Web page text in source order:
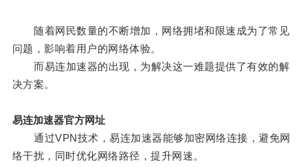
随着网民数量的不断增加，网络拥堵和限速成为了常见
问题，影响着用户的网络体验。
而易连加速器的出现，为解决这一难题提供了有效的解
决方案。
易连加速器官方网址
通过VPN技术，易连加速器能够加密网络连接，避免网
络干扰，同时优化网络路径，提升网速。